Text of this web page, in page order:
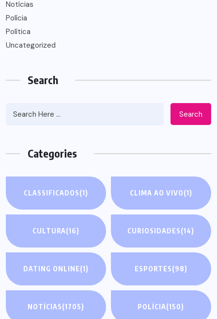
Notícias
Polícia
Política
Uncategorized
Search
Search
Categories
CLASSIFICADOS(1) CLIMA AO VIVO(1)
CULTURA(16) CURIOSIDADES(14)
DATING ONLINE(1) ESPORTES(98)
NOTÍCIAS(1705) POLÍCIA(150)